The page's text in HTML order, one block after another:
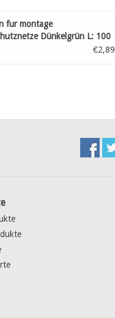
fur montage
Dünkelgrün L: 100
€2,89